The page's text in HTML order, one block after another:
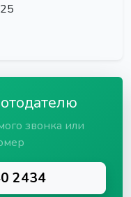
звонка или
2434